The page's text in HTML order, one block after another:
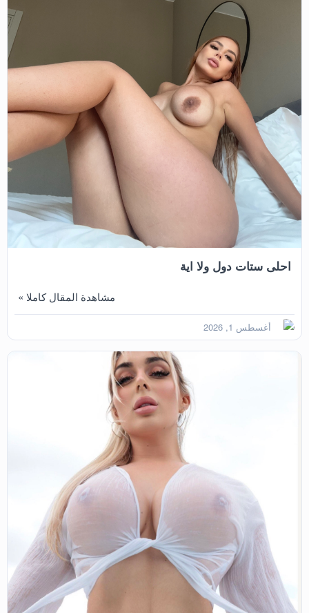
احلى ستات دول ولا اية
مشاهدة المقال كاملا »
أغسطس 1, 2026